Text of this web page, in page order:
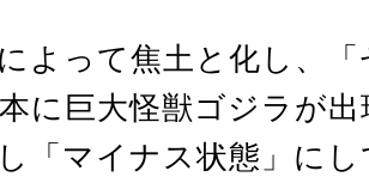
よって焦土と化し、
に巨大怪獣ゴジラが
「マイナス状態」に